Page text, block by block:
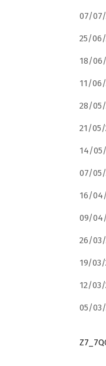
07/
25/
18/
11/
28/
21/05/
14/
07/
16/
09/
26/
19/
12/
05/